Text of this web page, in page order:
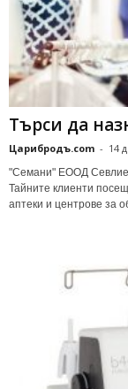
Търси да
Царибродъ.com - 14
"Семани" ЕООД
Тайните клиенти
аптеки и центрове за